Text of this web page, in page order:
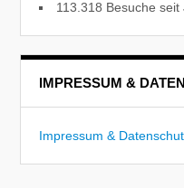
113.318 Besuche seit
IMPRESSUM &
Impressum &